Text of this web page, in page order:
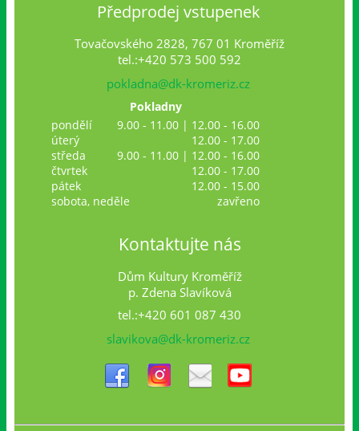
Předprodej vstupenek
Tovačovského 2828, 767 01 Kroměříž
tel.:+420 573 500 592
pokladna@dk-kromeriz.cz
Pokladny
pondělí
9.00 - 11.00 | 12.00 - 16.00
úterý
12.00 - 17.00
středa
9.00 - 11.00 | 12.00 - 16.00
čtvrtek
12.00 - 17.00
pátek
12.00 - 15.00
sobota, neděle
zavřeno
Kontaktujte nás
Dům Kultury Kroměříž
p. Zdena Slavíková
tel.:+420 601 087 430
slavikova@dk-kromeriz.cz